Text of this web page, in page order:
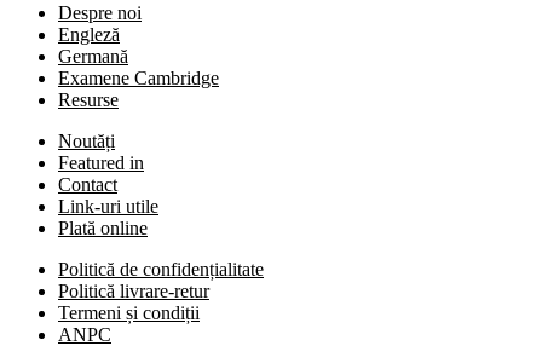
Despre noi
Engleză
Germană
Examene Cambridge
Resurse
Noutăți
Featured in
Contact
Link-uri utile
Plată online
Politică de confidențialitate
Politică livrare-retur
Termeni și condiții
ANPC